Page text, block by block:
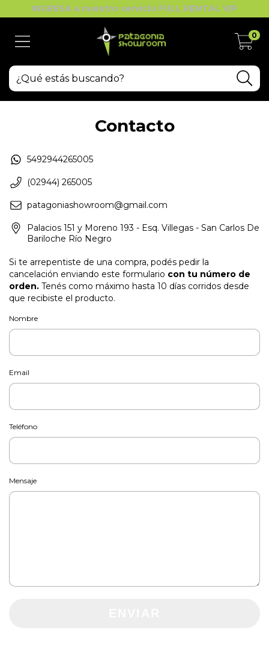
INGRESA a nuestro servicio FULL RENTAL VIP
0
Contacto
5492944265005
(02944) 265005
patagoniashowroom@gmail.com
Palacios 151 y Moreno 193 - Esq. Villegas - San Carlos De
Bariloche Río Negro
Si te arrepentiste de una compra, podés pedir la
cancelación enviando este formulario con tu número de
orden. Tenés como máximo hasta 10 días corridos desde
que recibiste el producto.
Nombre
Email
Teléfono
Mensaje